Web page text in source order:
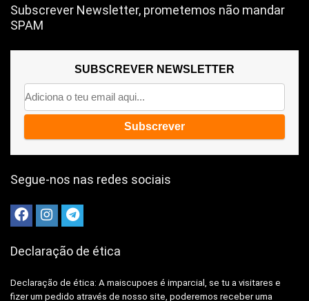
Subscrever Newsletter, prometemos não mandar
SPAM
SUBSCREVER NEWSLETTER
Segue-nos nas redes sociais
Declaração de ética
Declaração de ética: A maiscupoes é imparcial, se tu a visitares e
fizer um pedido através de nosso site, poderemos receber uma